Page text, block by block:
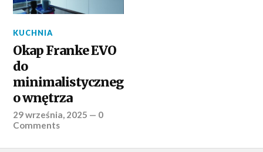
KUCHNIA
Okap Franke EVO
do
minimalistyczneg
o wnętrza
29 września, 2025 — 0
Comments